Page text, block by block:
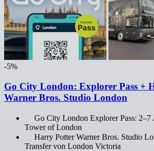
-5%
Go City London: Explorer Pass +
Warner Bros. Studio London
Go City London Explorer Pass:
Tower of London
Harry Potter Warner Bros. Studio
Transfer von London Victoria